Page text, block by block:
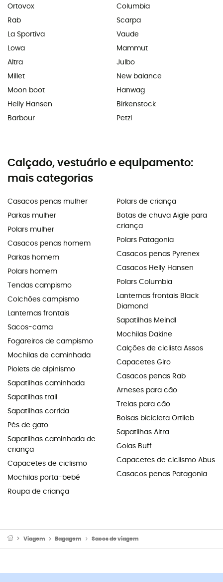
Ortovox
Rab
La Sportiva
Lowa
Altra
Millet
Moon boot
Helly Hansen
Barbour
Columbia
Scarpa
Vaude
Mammut
Julbo
New balance
Hanwag
Birkenstock
Petzl
Calçado, vestuário e equipamento:
mais categorias
Casacos penas mulher
Parkas mulher
Polars mulher
Casacos penas homem
Parkas homem
Polars homem
Tendas campismo
Colchões campismo
Lanternas frontais
Sacos-cama
Fogareiros de campismo
Mochilas de caminhada
Piolets de alpinismo
Sapatilhas caminhada
Sapatilhas trail
Sapatilhas corrida
Pés de gato
Sapatilhas caminhada de
criança
Capacetes de ciclismo
Mochilas porta-bebé
Roupa de criança
Polars de criança
Botas de chuva Aigle para
criança
Polars Patagonia
Casacos penas Pyrenex
Casacos Helly Hansen
Polars Columbia
Lanternas frontais Black
Diamond
Sapatilhas Meindl
Mochilas Dakine
Calções de ciclista Assos
Capacetes Giro
Casacos penas Rab
Arneses para cão
Trelas para cão
Bolsas bicicleta Ortlieb
Sapatilhas Altra
Golas Buff
Capacetes de ciclismo Abus
Casacos penas Patagonia
Viagem Bagagem Sacos de viagem